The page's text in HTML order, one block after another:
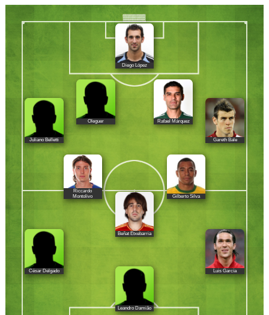
Diego López
Juliano Belletti
Oleguer Rafael Márquez
Gareth Bale
Riccardo
Montolivo
Gilberto Silva
Beñat Etxebarria
Luis García
César Delgado
Leandro Damião